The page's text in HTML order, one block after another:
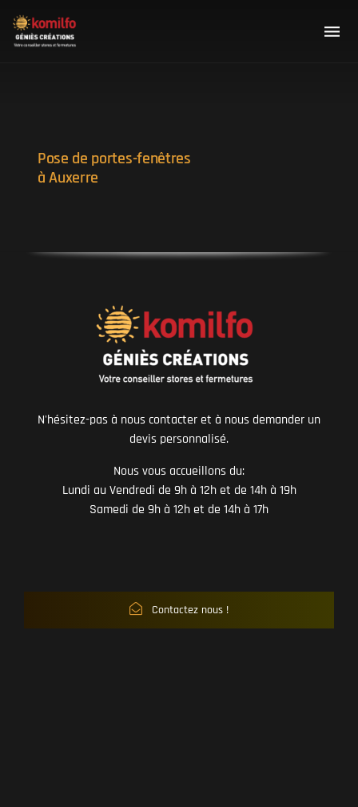
Pose de portes-fenêtres
à Auxerre
N'hésitez-pas à nous contacter et à nous demander un
devis personnalisé.
Nous vous accueillons du:
Lundi au Vendredi de 9h à 12h et de 14h à 19h
Samedi de 9h à 12h et de 14h à 17h
Contactez nous !